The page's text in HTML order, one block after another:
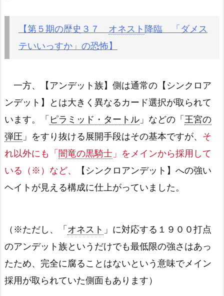
【第５期の歴史３７ オネスト 降臨 「ダメス
テいいっすか」の恐怖】
一方、【アンデット族】側は通常の【シンクロア
ンデット】とは大きく異なるカード選択が取られて
います。「 ピラミッド・タートル 」などの「 王宮の
弾圧 」をすり抜ける展開手段はその基本ですが、 そ
れ以外にも「 闇竜の黒騎士 」をメインから採用して
いる（※）など、
【シンクロアンデット】への強い
ヘイトが見える構成に仕上がっていました。
（※ただし、「 オネスト 」に対応する１９００打点
のアンデット族というだけでも最低限の強さはあっ
たため、完全に腐ることはないという意味でメイン
採用が取られていた側面もあります）